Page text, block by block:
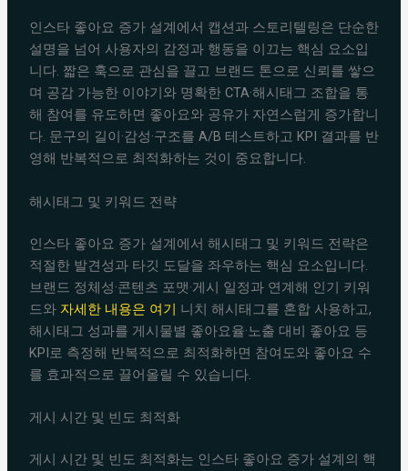
인스타 좋아요 증가 설계에서 캡션과 스토리텔링은 단순한
설명을 넘어 사용자의 감정과 행동을 이끄는 핵심 요소입
니다. 짧은 훅으로 관심을 끌고 브랜드 톤으로 신뢰를 쌓으
며 공감 가능한 이야기와 명확한 CTA·해시태그 조합을 통
해 참여를 유도하면 좋아요와 공유가 자연스럽게 증가합니
다. 문구의 길이·감성·구조를 A/B 테스트하고 KPI 결과를 반
영해 반복적으로 최적화하는 것이 중요합니다.
해시태그 및 키워드 전략
인스타 좋아요 증가 설계에서 해시태그 및 키워드 전략은
적절한 발견성과 타깃 도달을 좌우하는 핵심 요소입니다.
브랜드 정체성·콘텐츠 포맷·게시 일정과 연계해 인기 키워
드와 자세한 내용은 여기 니치 해시태그를 혼합 사용하고,
해시태그 성과를 게시물별 좋아요율·노출 대비 좋아요 등
KPI로 측정해 반복적으로 최적화하면 참여도와 좋아요 수
를 효과적으로 끌어올릴 수 있습니다.
게시 시간 및 빈도 최적화
게시 시간 및 빈도 최적화는 인스타 좋아요 증가 설계의 핵